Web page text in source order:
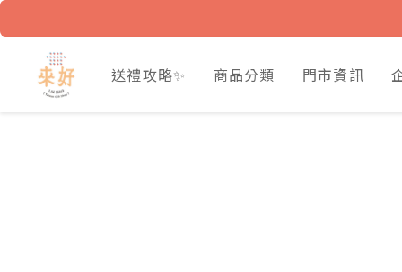
送禮攻略✨ 商品分類 門市資訊